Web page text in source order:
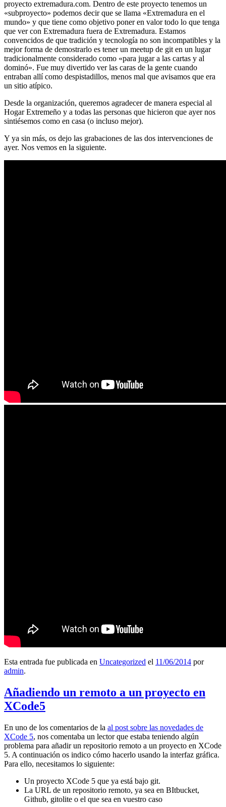
proyecto extremadura.com. Dentro de este proyecto tenemos un
«subproyecto» podemos decir que se llama «Extremadura en el
mundo» y que tiene como objetivo poner en valor todo lo que tenga
que ver con Extremadura fuera de Extremadura. Estamos
convencidos de que tradición y tecnología no son incompatibles y la
mejor forma de demostrarlo es tener un meetup de git en un lugar
tradicionalmente considerado como «para jugar a las cartas y al
dominó». Fue muy divertido ver las caras de la gente cuando
entraban allí como despistadillos, menos mal que avisamos que era
un sitio atípico.
Desde la organización, queremos agradecer de manera especial al
Hogar Extremeño y a todas las personas que hicieron que ayer nos
sintiésemos como en casa (o incluso mejor).
Y ya sin más, os dejo las grabaciones de las dos intervenciones de
ayer. Nos vemos en la siguiente.
Esta entrada fue publicada en Uncategorized el 11/06/2014 por
admin.
Añadiendo un remoto a un proyecto en
XCode5
En uno de los comentarios de la al post sobre las novedades de
XCode 5, nos comentaba un lector que estaba teniendo algún
problema para añadir un repositorio remoto a un proyecto en XCode
5. A continuación os indico cómo hacerlo usando la interfaz gráfica.
Para ello, necesitamos lo siguiente:
Un proyecto XCode 5 que ya está bajo git.
La URL de un repositorio remoto, ya sea en BItbucket,
Github, gitolite o el que sea en vuestro caso